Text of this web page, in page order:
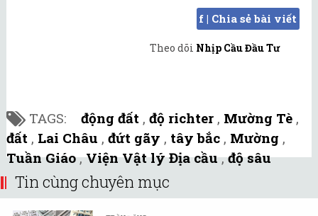
f | Chia sẻ bài viết
Theo dõi Nhịp Cầu Đầu Tư
TAGS: động đất , độ richter , Mường Tè ,
đất , Lai Châu , đứt gãy , tây bắc , Mường ,
Tuần Giáo,Viện Vật lý Địa cầu,độ sâu
Tin cùng chuyên mục